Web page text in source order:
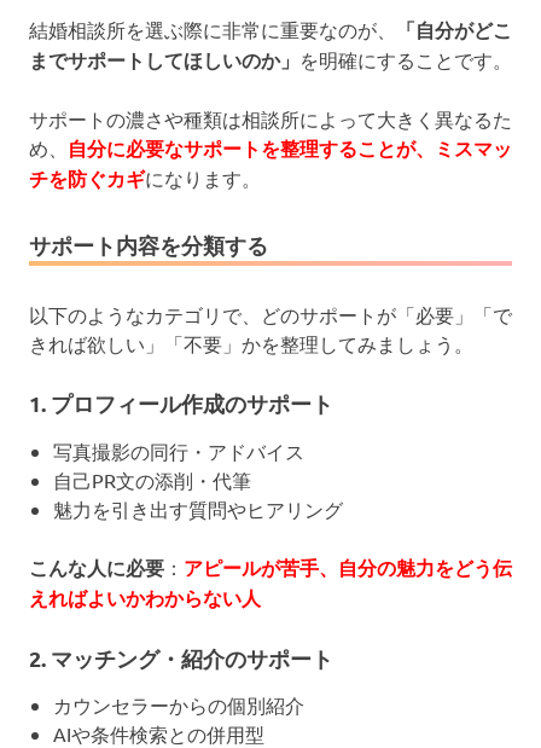
結婚相談所を選ぶ際に非常に重要なのが、
「自分がどこ
までサポートしてほしいのか」 を明確にすることです。
サポートの濃さや種類は相談所によって大きく異なるた
め、 自分に必要なサポートを整理することが、ミスマッ
チを防ぐカギになります。
サポート内容を分類する
以下のようなカテゴリで、どのサポートが「必要」「で
きれば欲しい」「不要」かを整理してみましょう。
1. プロフィール作成のサポート
写真撮影の同行・アドバイス
自己PR文の添削・代筆
魅力を引き出す質問やヒアリング
こんな人に必要 ： アピールが苦手、自分の魅力をどう伝
えればよいかわからない人
2. マッチング・紹介のサポート
カウンセラーからの個別紹介
AIや条件検索との併用型